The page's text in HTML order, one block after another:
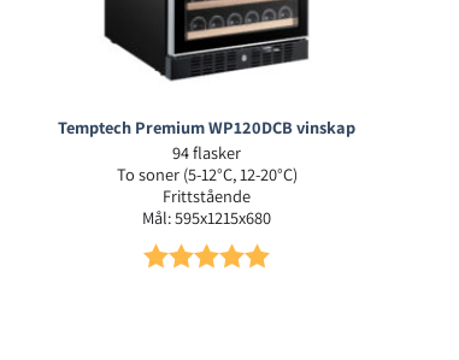
Temptech Premium WP120DCB vinskap
94 flasker
To soner (5-12°C, 12-20°C)
Frittstående
Mål: 595x1215x680
Karakter: